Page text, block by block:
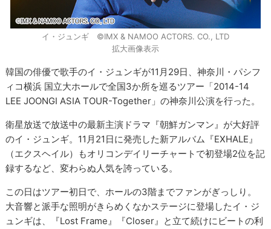
イ・ジュンギ ©IMX & NAMOO ACTORS. CO., LTD
拡大画像表示
韓国の俳優で歌手のイ・ジュンギが11月29日、神奈川・パシフ
ィコ横浜 国立大ホールで全国3か所を巡るツアー「2014-14
LEE JOONGI ASIA TOUR-Together」の神奈川公演を行った。
衛星放送で放送中の最新主演ドラマ『朝鮮ガンマン』が大好評
のイ・ジュンギ。11月21日に発売した新アルバム『EXHALE』
（エクスヘイル）もオリコンデイリーチャートで初登場2位を記
録するなど、変わらぬ人気を誇っている。
この日はツアー初日で、ホールの3階までファンがぎっしり。
大音響と派手な照明がきらめくなかステージに登場したイ・ジ
ュンギは、『Lost Frame』『Closer』と立て続けにビートの利